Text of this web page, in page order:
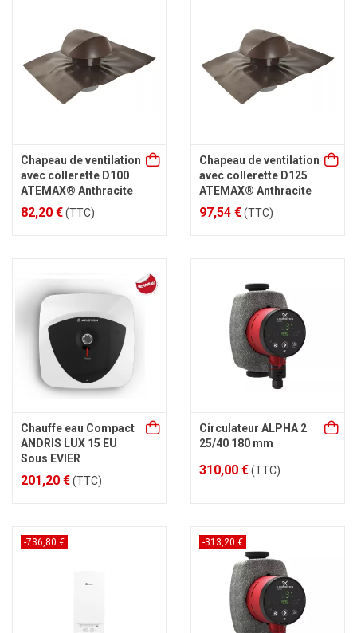
Chapeau de ventilation
avec collerette D100
ATEMAX® Anthracite
82,20 €(TTC)
Chapeau de ventilation
avec collerette D125
ATEMAX® Anthracite
97,54 €(TTC)
Chauffe eau Compact
ANDRIS LUX 15 EU
Sous EVIER
201,20 €(TTC)
Circulateur ALPHA 2
25/40 180 mm
310,00 €(TTC)
-736,80 € -313,20 €